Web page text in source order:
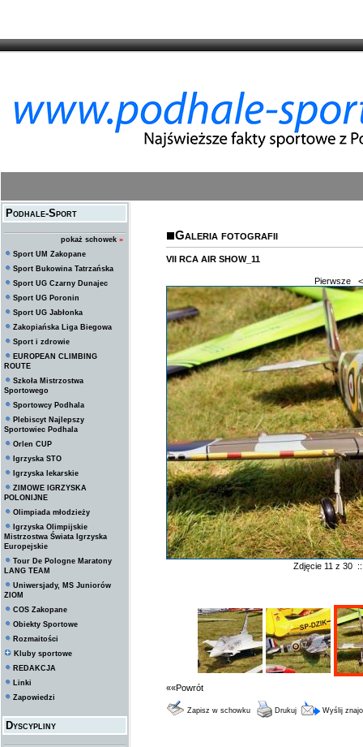
Podhale-Sport
pokaż schowek »
Sport UM Zakopane
Sport Bukowina Tatrzańska
Sport UG Czarny Dunajec
Sport UG Poronin
Sport UG Jabłonka
Zakopiańska Liga Biegowa
Sport i zdrowie
EUROPEAN CLIMBING
ROUTE
Szkoła Mistrzostwa
Sportowego
Sportowcy Podhala
Plebiscyt Najlepszy
Sportowiec Podhala
Orlen CUP
Igrzyska STO
Igrzyska lekarskie
ZIMOWE IGRZYSKA
POLONIJNE
Olimpiada młodzieży
Igrzyska Olimpijskie
Mistrzostwa Świata Igrzyska
Europejskie
Tour De Pologne Maratony
LANG TEAM
Uniwersjady, MS Juniorów
ZIOM
COS Zakopane
Obiekty Sportowe
Rozmaitości
Kluby sportowe
REDAKCJA
Linki
Zapowiedzi
Dyscypliny
Galeria fotografii
VII RCA AIR SHOW_11
Pierwsze
Zdjęcie 11 z 30
««Powrót
Zapisz w schowku Drukuj Wyślij